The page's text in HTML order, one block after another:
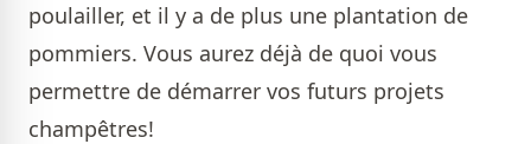
poulailler, et il y a de plus une plantation de
pommiers. Vous aurez déjà de quoi vous
permettre de démarrer vos futurs projets
champêtres!